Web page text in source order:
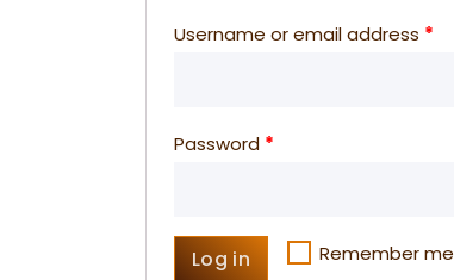
Username or email address *
Password *
Remember me
Log in